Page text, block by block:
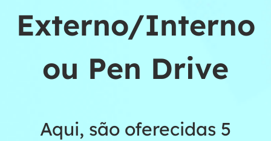
Externo/Interno
ou Pen Drive
Aqui, são oferecidas 5